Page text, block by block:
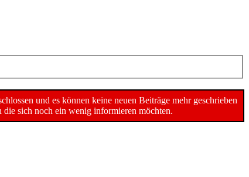
und es können keine neuen Beiträge mehr geschrieben
sich noch ein wenig informieren möchten.